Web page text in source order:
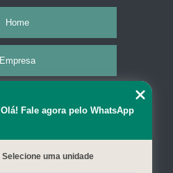
Home
Empresa
Olá! Fale agora pelo WhatsApp
Selecione uma unidade